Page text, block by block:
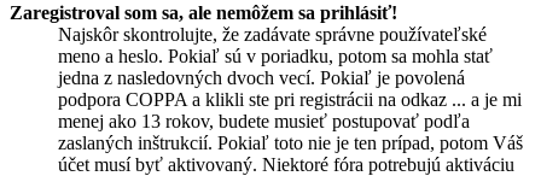
Zaregistroval som sa, ale nemôžem sa prihlásiť!
Najskôr skontrolujte, že zadávate správne používateľské
meno a heslo. Pokiaľ sú v poriadku, potom sa mohla stať
jedna z nasledovných dvoch vecí. Pokiaľ je povolená
podpora COPPA a klikli ste pri registrácii na odkaz ... a je mi
menej ako 13 rokov, budete musieť postupovať podľa
zaslaných inštrukcií. Pokiaľ toto nie je ten prípad, potom Váš
účet musí byť aktivovaný. Niektoré fóra potrebujú aktiváciu